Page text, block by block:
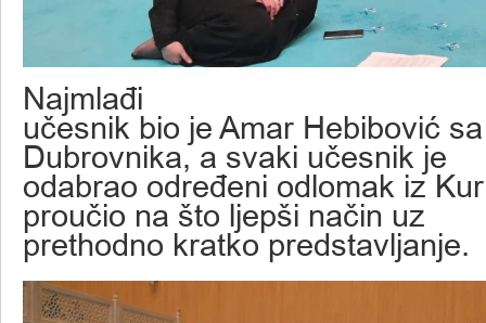
Najmlađi
učesnik bio je Amar Hebibović
Dubrovnika, a svaki učesnik je
odabrao određeni odlomak iz
proučio na što ljepši način uz
prethodno kratko predstavljanje.